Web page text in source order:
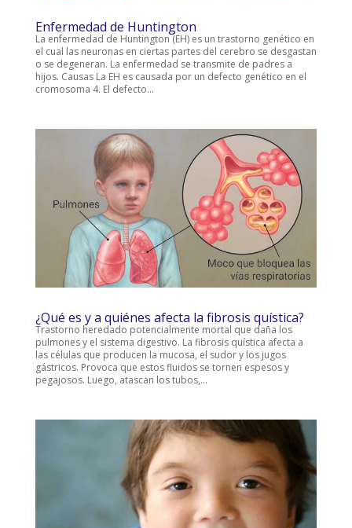
Enfermedad de Huntington
La enfermedad de Huntington (EH) es un trastorno genético en
el cual las neuronas en ciertas partes del cerebro se desgastan
o se degeneran. La enfermedad se transmite de padres a
hijos. Causas La EH es causada por un defecto genético en el
cromosoma 4. El defecto...
¿Qué es y a quiénes afecta la fibrosis quística?
Trastorno heredado potencialmente mortal que daña los
pulmones y el sistema digestivo. La fibrosis quística afecta a
las células que producen la mucosa, el sudor y los jugos
gástricos. Provoca que estos fluidos se tornen espesos y
pegajosos. Luego, atascan los tubos,...